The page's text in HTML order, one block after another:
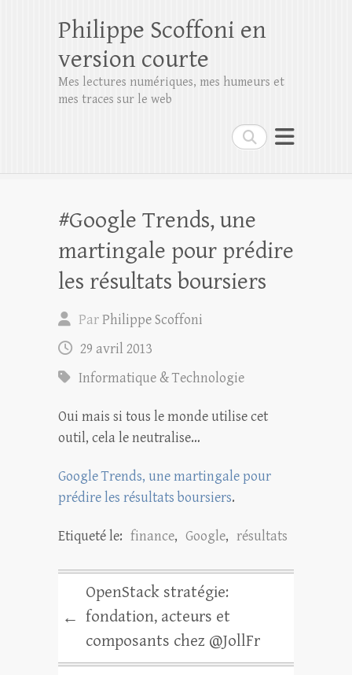
Rechercher
Philippe Scoffoni en
version courte
Mes lectures numériques, mes humeurs et
mes traces sur le web
#Google Trends, une
martingale pour prédire
les résultats boursiers
ParPhilippe Scoffoni
29 avril 2013
Informatique & Technologie
Oui mais si tous le monde utilise cet
outil, cela le neutralise…
Google Trends, une martingale pour
prédire les résultats boursiers.
Etiqueté le: finance, Google, résultats
←
OpenStack stratégie:
fondation, acteurs et
composants chez @JollFr